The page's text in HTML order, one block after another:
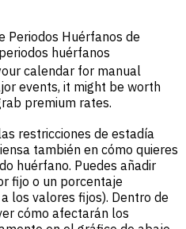
Periodos Huérfanos de
huérfanos
calendar for manual
events, it might be worth
premium rates.
restricciones de estadía
también en cómo quieres
huérfano. Puedes añadir
fijo o un porcentaje
los valores fijos). Dentro de
cómo afectarán los